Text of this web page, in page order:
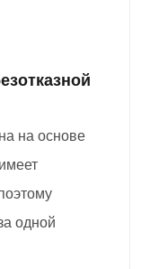
на основе
одной